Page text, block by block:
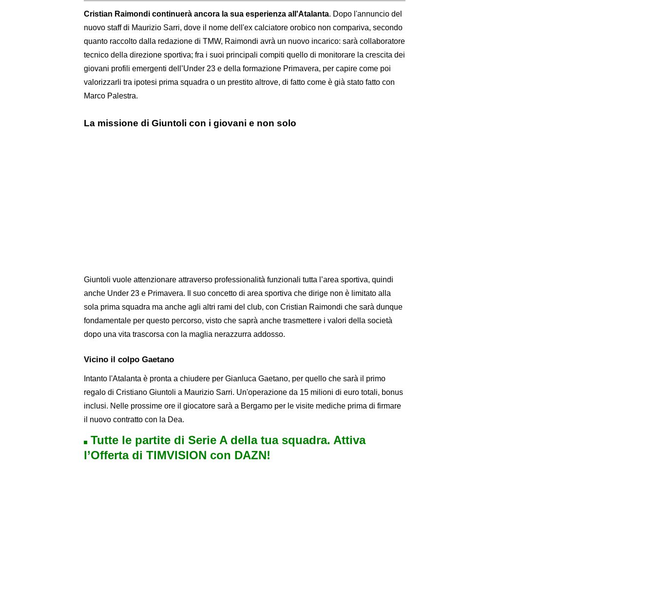
Cristian Raimondi continuerà ancora la sua esperienza all'Atalanta. Dopo l'annuncio del
nuovo staff di Maurizio Sarri, dove il nome dell'ex calciatore orobico non compariva, secondo
quanto raccolto dalla redazione di TMW, Raimondi avrà un nuovo incarico: sarà collaboratore
tecnico della direzione sportiva; fra i suoi principali compiti quello di monitorare la crescita dei
giovani profili emergenti dell’Under 23 e della formazione Primavera, per capire come poi
valorizzarli tra ipotesi prima squadra o un prestito altrove, di fatto come è già stato fatto con
Marco Palestra.
La missione di Giuntoli con i giovani e non solo
Giuntoli vuole attenzionare attraverso professionalità funzionali tutta l’area sportiva, quindi
anche Under 23 e Primavera. Il suo concetto di area sportiva che dirige non è limitato alla
sola prima squadra ma anche agli altri rami del club, con Cristian Raimondi che sarà dunque
fondamentale per questo percorso, visto che saprà anche trasmettere i valori della società
dopo una vita trascorsa con la maglia nerazzurra addosso.
Vicino il colpo Gaetano
Intanto l'Atalanta è pronta a chiudere per Gianluca Gaetano, per quello che sarà il primo
regalo di Cristiano Giuntoli a Maurizio Sarri. Un'operazione da 15 milioni di euro totali, bonus
inclusi. Nelle prossime ore il giocatore sarà a Bergamo per le visite mediche prima di firmare
il nuovo contratto con la Dea.
Tutte le partite di Serie A della tua squadra. Attiva
l’Offerta di TIMVISION con DAZN!